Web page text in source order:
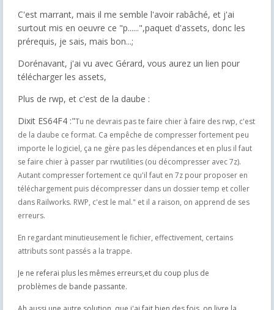
C'est marrant, mais il me semble l'avoir rabâché, et j'ai
surtout mis en oeuvre ce "p......",paquet d'assets, donc les
prérequis, je sais, mais bon...;
Dorénavant, j'ai vu avec Gérard, vous aurez un lien pour
télécharger les assets,
Plus de rwp, et c'est de la daube :
Dixit ES64F4 :"Tu ne devrais pas te faire chier à faire des rwp, c'est
de la daube ce format. Ca empêche de compresser fortement peu
importe le logiciel, ça ne gère pas les dépendances et en plus il faut
se faire chier à passer par rwutilities (ou décompresser avec 7z).
Autant compresser fortement ce qu'il faut en 7z pour proposer en
téléchargement puis décompresser dans un dossier temp et coller
dans Railworks. RWP, c'est le mal." et il a raison, on apprend de ses
erreurs.
En regardant minutieusement le fichier, effectivement, certains
attributs sont passés a la trappe.
Je ne referai plus les mêmes erreurs,et du coup plus de
problèmes de bande passante.